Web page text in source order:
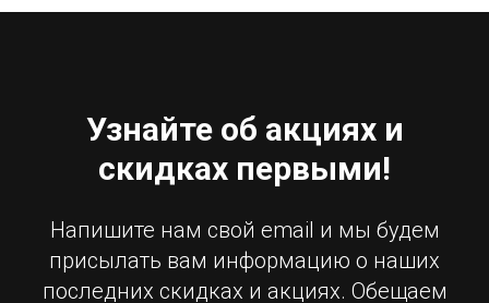
Узнайте об акциях и
скидках первыми!
Напишите нам свой email и мы будем
присылать вам информацию о наших
последних скидках и акциях. Обещаем